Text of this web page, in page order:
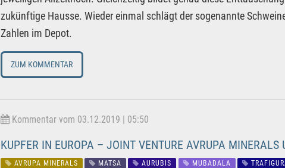
zukünftige Hausse. Wieder einmal schlägt der sogenannte
Zahlen im Depot.
ZUM KOMMENTAR
Kommentar vom 03.12.2019 | 05:50
KUPFER IN EUROPA – JOINT VENTURE AVRUPA MINERALS
AVRUPA MINERALS MATSA AURUBIS MUBADALA